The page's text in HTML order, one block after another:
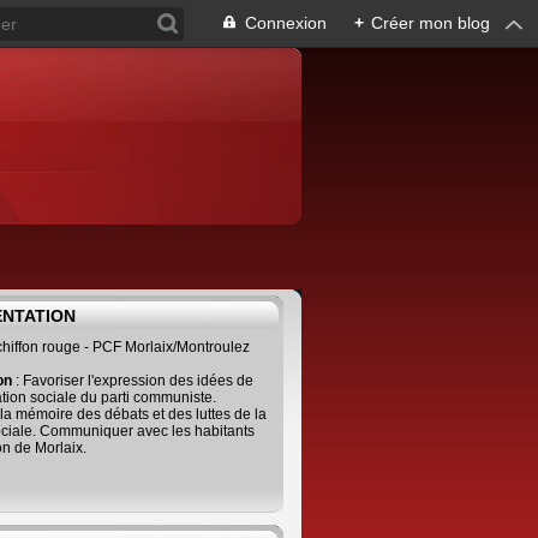
Connexion + Créer mon blog
rouge - PCF Morlaix/Montroulez
: Favoriser l'expression des idées de
sociale du parti communiste.
mémoire des débats et des luttes de la
Communiquer avec les habitants
de Morlaix.